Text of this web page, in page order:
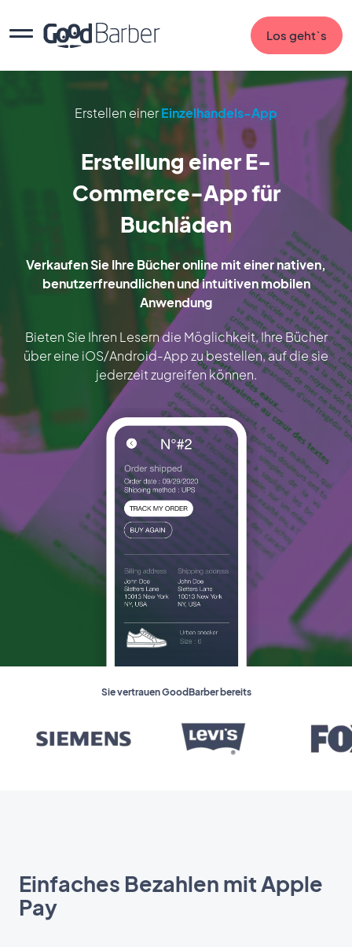
Los geht`s
Erstellen einerEinzelhandels-App
Erstellung einer E-
Commerce-App für
Buchläden
Verkaufen Sie Ihre Bücher online mit einer nativen,
benutzerfreundlichen und intuitiven mobilen
Anwendung
Bieten Sie Ihren Lesern die Möglichkeit, Ihre Bücher
über eine iOS/Android-App zu bestellen, auf die sie
jederzeit zugreifen können.
Sie vertrauen GoodBarber bereits
Einfaches Bezahlen mit Apple
Pay